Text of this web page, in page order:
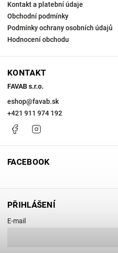
Kontakt a platební údaje
Obchodní podmínky
Podmínky ochrany osobních údajů
Hodnocení obchodu
KONTAKT
FAVAB s.r.o.
eshop@favab.sk
+421 911 974 192
Facebook
FACEBOOK
PŘIHLÁŠENÍ
E-mail